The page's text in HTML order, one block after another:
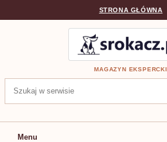
STRONA GŁÓWNA
MAGAZYN EKSPERCKI
Szukaj:
Menu